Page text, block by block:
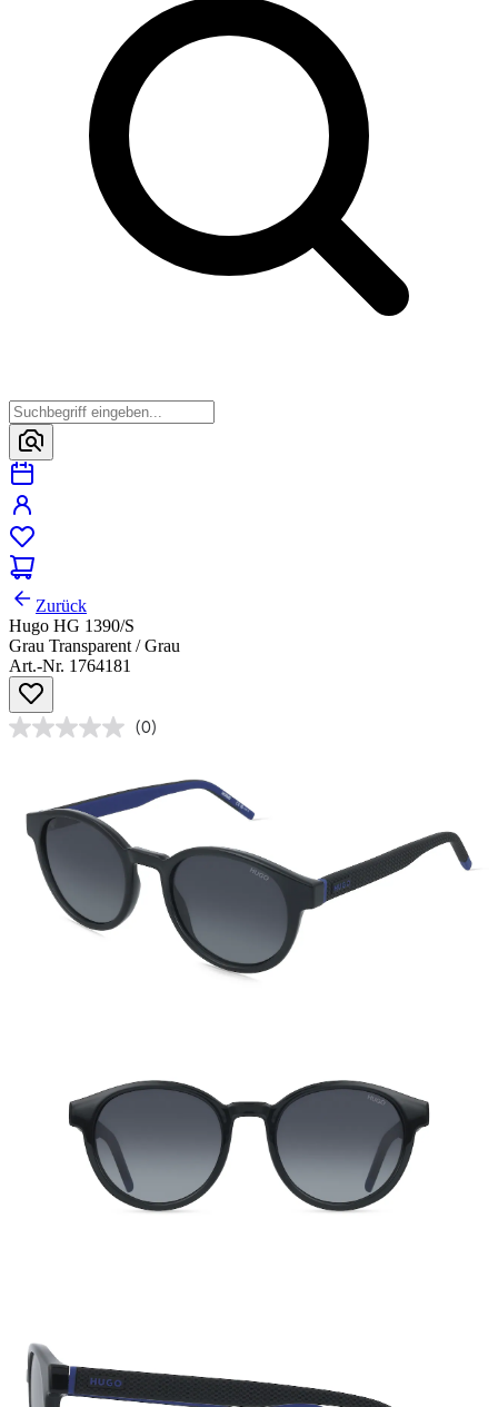
Zurück
Hugo HG 1390/S
Grau Transparent / Grau
Art.-Nr. 1764181
(0)